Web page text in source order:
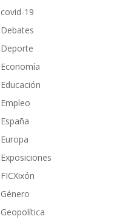
covid-19
Debates
Deporte
Economía
Educación
Empleo
España
Europa
Exposiciones
FICXixón
Género
Geopolítica